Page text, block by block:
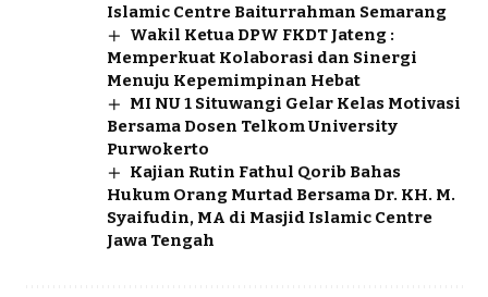
Islamic Centre Baiturrahman Semarang
Wakil Ketua DPW FKDT Jateng :
Memperkuat Kolaborasi dan Sinergi
Menuju Kepemimpinan Hebat
MI NU 1 Situwangi Gelar Kelas Motivasi
Bersama Dosen Telkom University
Purwokerto
Kajian Rutin Fathul Qorib Bahas
Hukum Orang Murtad Bersama Dr. KH. M.
Syaifudin, MA di Masjid Islamic Centre
Jawa Tengah